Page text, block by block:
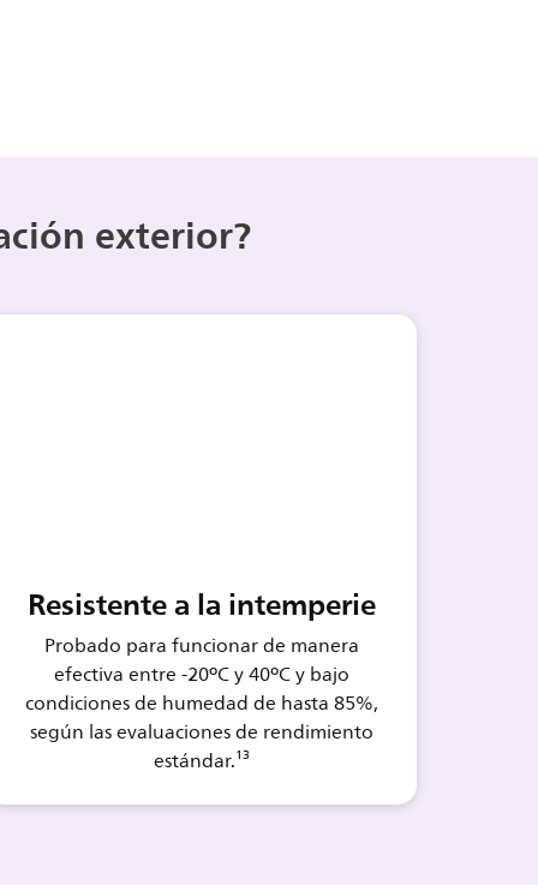
exterior?
Resistente a la intemperie
Probado para funcionar de manera
efectiva entre -20ºC y 40ºC y bajo
condiciones de humedad de hasta 85%,
según las evaluaciones de rendimiento
estándar.¹³